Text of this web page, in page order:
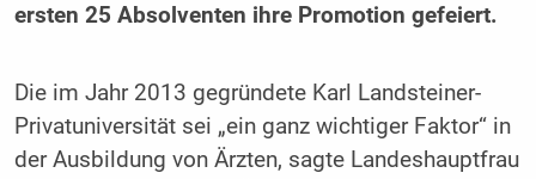
ersten 25 Absolventen ihre Promotion gefeiert.
Die im Jahr 2013 gegründete Karl Landsteiner-
Privatuniversität sei „ein ganz wichtiger Faktor“ in
der Ausbildung von Ärzten, sagte Landeshauptfrau